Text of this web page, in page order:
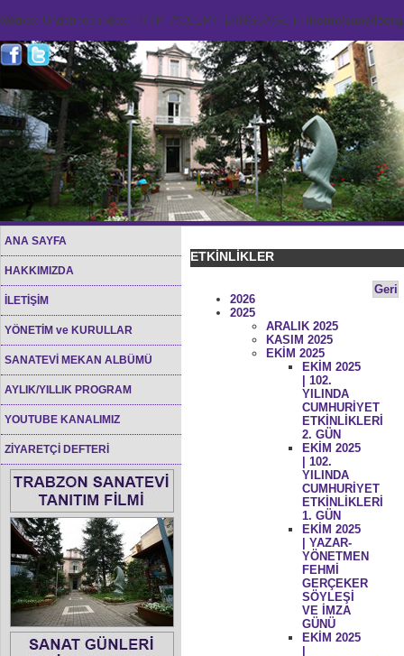
Notice: Undefined index: HTTP_ACCEPT_LANGUAGE in /home/
ANA SAYFA
HAKKIMIZDA
İLETİŞİM
YÖNETİM ve KURULLAR
SANATEVİ MEKAN ALBÜMÜ
AYLIK/YILLIK PROGRAM
YOUTUBE KANALIMIZ
ZİYARETÇİ DEFTERİ
ETKİNLİKLER
Geri
2026
2025
ARALIK 2025
KASIM 2025
EKİM 2025
EKİM 2025
| 102.
YILINDA
CUMHURİYET
ETKİNLİKLERİ
2. GÜN
EKİM 2025
| 102.
YILINDA
CUMHURİYET
ETKİNLİKLERİ
1. GÜN
EKİM 2025
| YAZAR-
YÖNETMEN
FEHMİ
GERÇEKER
SÖYLEŞİ
VE İMZA
GÜNÜ
EKİM 2025